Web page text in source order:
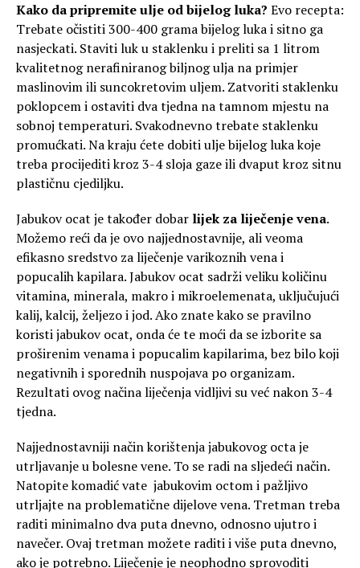
Kako da pripremite ulje od bijelog luka? Evo recepta:
Trebate očistiti 300-400 grama bijelog luka i sitno ga
nasjeckati. Staviti luk u staklenku i preliti sa 1 litrom
kvalitetnog nerafiniranog biljnog ulja na primjer
maslinovim ili suncokretovim uljem. Zatvoriti staklenku
poklopcem i ostaviti dva tjedna na tamnom mjestu na
sobnoj temperaturi. Svakodnevno trebate staklenku
promućkati. Na kraju ćete dobiti ulje bijelog luka koje
treba procijediti kroz 3-4 sloja gaze ili dvaput kroz sitnu
plastičnu cjediljku.
Jabukov ocat je također dobar lijek za liječenje vena.
Možemo reći da je ovo najjednostavnije, ali veoma
efikasno sredstvo za liječenje varikoznih vena i
popucalih kapilara. Jabukov ocat sadrži veliku količinu
vitamina, minerala, makro i mikroelemenata, uključujući
kalij, kalcij, željezo i jod. Ako znate kako se pravilno
koristi jabukov ocat, onda će te moći da se izborite sa
proširenim venama i popucalim kapilarima, bez bilo koji
negativnih i sporednih nuspojava po organizam.
Rezultati ovog načina liječenja vidljivi su već nakon 3-4
tjedna.
Najjednostavniji način korištenja jabukovog octa je
utrljavanje u bolesne vene. To se radi na sljedeći način.
Natopite komadić vate jabukovim octom i pažljivo
utrljajte na problematične dijelove vena. Tretman treba
raditi minimalno dva puta dnevno, odnosno ujutro i
navečer. Ovaj tretman možete raditi i više puta dnevno,
ako je potrebno. Liječenje je neophodno sprovoditi